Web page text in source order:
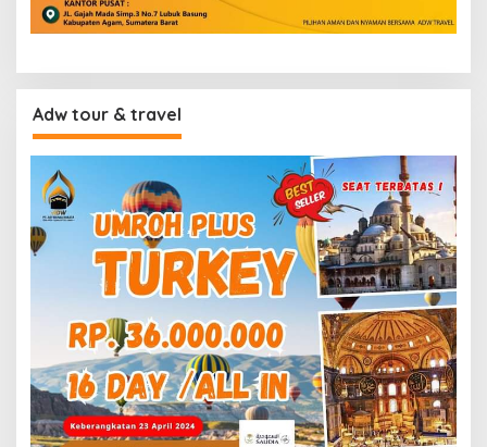
Adw tour & travel